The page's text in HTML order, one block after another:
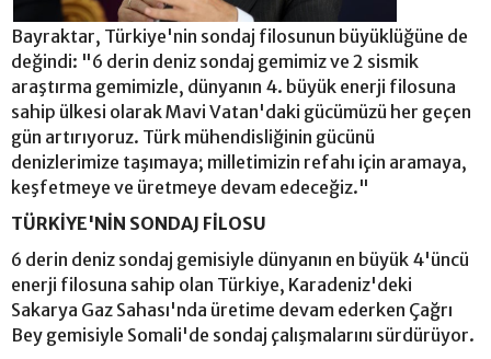
Bayraktar, Türkiye'nin sondaj filosunun büyüklüğüne de
değindi: "6 derin deniz sondaj gemimiz ve 2 sismik
araştırma gemimizle, dünyanın 4. büyük enerji filosuna
sahip ülkesi olarak Mavi Vatan'daki gücümüzü her geçen
gün artırıyoruz. Türk mühendisliğinin gücünü
denizlerimize taşımaya; milletimizin refahı için aramaya,
keşfetmeye ve üretmeye devam edeceğiz."
TÜRKİYE'NİN SONDAJ FİLOSU
6 derin deniz sondaj gemisiyle dünyanın en büyük 4'üncü
enerji filosuna sahip olan Türkiye, Karadeniz'deki
Sakarya Gaz Sahası'nda üretime devam ederken Çağrı
Bey gemisiyle Somali'de sondaj çalışmalarını sürdürüyor.